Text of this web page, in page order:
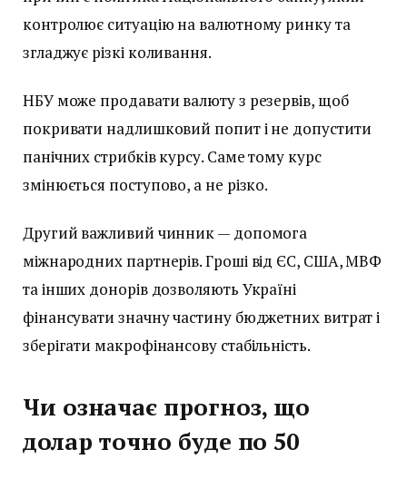
контролює ситуацію на валютному ринку та
згладжує різкі коливання.
НБУ може продавати валюту з резервів, щоб
покривати надлишковий попит і не допустити
панічних стрибків курсу. Саме тому курс
змінюється поступово, а не різко.
Другий важливий чинник — допомога
міжнародних партнерів. Гроші від ЄС, США, МВФ
та інших донорів дозволяють Україні
фінансувати значну частину бюджетних витрат і
зберігати макрофінансову стабільність.
Чи означає прогноз, що
долар точно буде по 50